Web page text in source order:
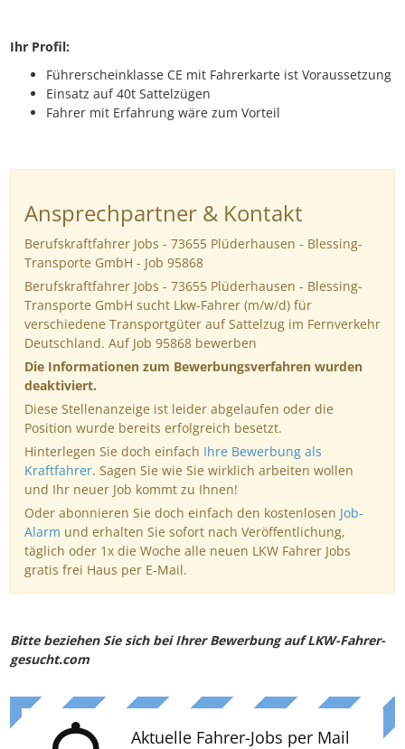
Ihr Profil:
Führerscheinklasse CE mit Fahrerkarte ist Voraussetzung
Einsatz auf 40t Sattelzügen
Fahrer mit Erfahrung wäre zum Vorteil
Ansprechpartner & Kontakt
Berufskraftfahrer Jobs - 73655 Plüderhausen - Blessing-
Transporte GmbH - Job 95868
Berufskraftfahrer Jobs - 73655 Plüderhausen - Blessing-
Transporte GmbH sucht Lkw-Fahrer (m/w/d) für
verschiedene Transportgüter auf Sattelzug im Fernverkehr
Deutschland. Auf Job 95868 bewerben
Die Informationen zum Bewerbungsverfahren wurden
deaktiviert.
Diese Stellenanzeige ist leider abgelaufen oder die
Position wurde bereits erfolgreich besetzt.
Hinterlegen Sie doch einfach Ihre Bewerbung als
Kraftfahrer. Sagen Sie wie Sie wirklich arbeiten wollen
und Ihr neuer Job kommt zu Ihnen!
Oder abonnieren Sie doch einfach den kostenlosen Job-
Alarm und erhalten Sie sofort nach Veröffentlichung,
täglich oder 1x die Woche alle neuen LKW Fahrer Jobs
gratis frei Haus per E-Mail.
Bitte beziehen Sie sich bei Ihrer Bewerbung auf LKW-Fahrer-
gesucht.com
Aktuelle Fahrer-Jobs per Mail